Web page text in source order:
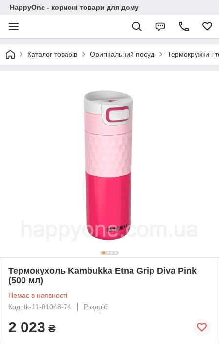
HappyOne - корисні товари для дому
Каталог товарів Оригінальний посуд Термокружки і
Термокухоль Kambukka Etna Grip Diva Pink
(500 мл)
Немає в наявності
Код: tk-11-01048-74
Роздріб
2 023 ₴